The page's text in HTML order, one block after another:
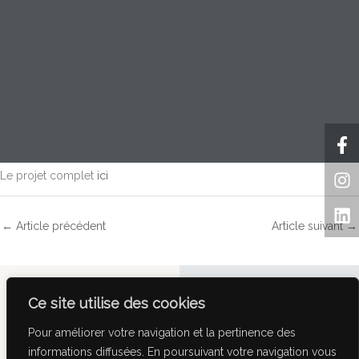
Ce site utilise des cookies
Pour améliorer votre navigation et la pertinence des
informations diffusées. En poursuivant votre navigation vous
Le projet complet ici
← Article précédent Article suivant→
f
@2023 Copyright DVVD
Facebook-
f